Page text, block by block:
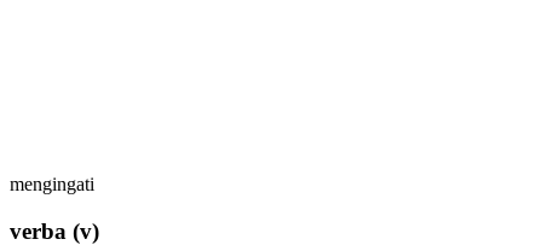
mengingati
verba (v)